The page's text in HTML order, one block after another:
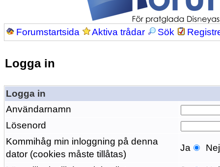
Forumstartsida Aktiva trådar Sök
Logga in
Logga in
Användarnamn
Lösenord
Kommihåg min inloggning på denna
dator (cookies måste tillåtas)
Ja Nej